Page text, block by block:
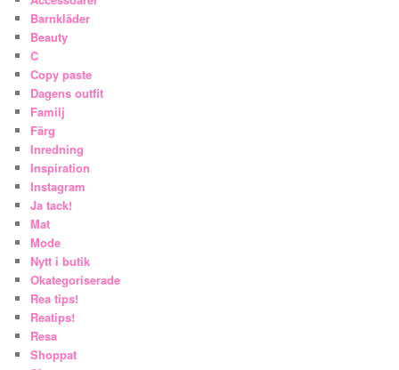
Barnkläder
Beauty
C
Copy paste
Dagens outfit
Familj
Färg
Inredning
Inspiration
Instagram
Ja tack!
Mat
Mode
Nytt i butik
Okategoriserade
Rea tips!
Reatips!
Resa
Shoppat